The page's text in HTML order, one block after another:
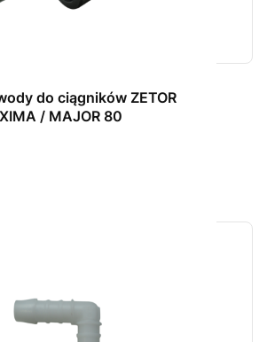
do ciągników ZETOR
/ MAJOR 80